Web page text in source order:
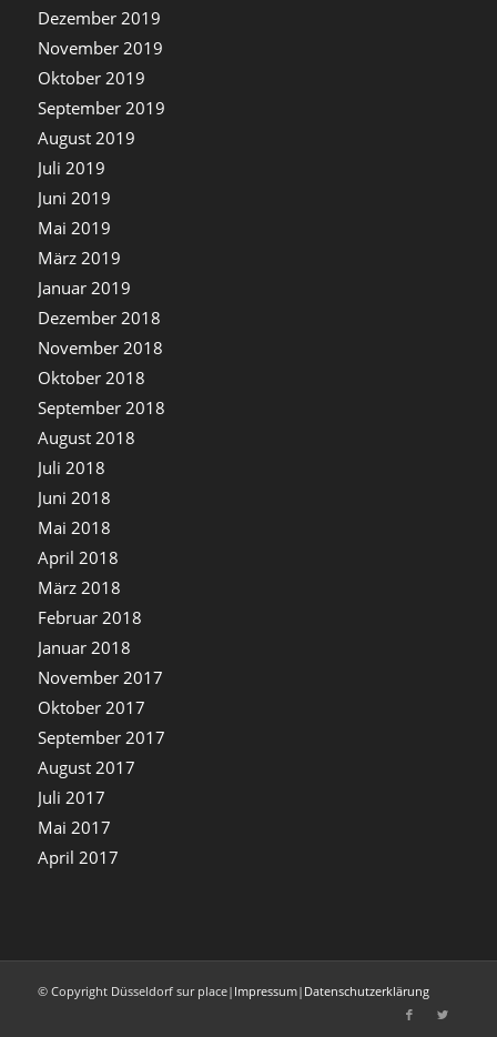
Dezember 2019
November 2019
Oktober 2019
September 2019
August 2019
Juli 2019
Juni 2019
Mai 2019
März 2019
Januar 2019
Dezember 2018
November 2018
Oktober 2018
September 2018
August 2018
Juli 2018
Juni 2018
Mai 2018
April 2018
März 2018
Februar 2018
Januar 2018
November 2017
Oktober 2017
September 2017
August 2017
Juli 2017
Mai 2017
April 2017
© Copyright Düsseldorf sur place| Impressum| Datenschutzerklärung